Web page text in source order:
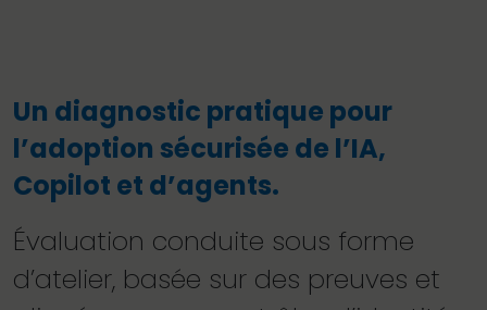
Un diagnostic pratique pour
l’adoption sécurisée de l’IA,
Copilot et d’agents.
Évaluation conduite sous forme
d’atelier, basée sur des preuves et